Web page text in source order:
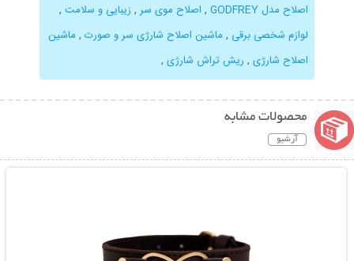
اصلاح مدل GODFREY
, اصلاح موی سر , زیبایی و سلامت ,
لوازم شخصی برقی , ماشین اصلاح شارژی سر و صورت , ماشین
اصلاح شارژی , ریش تراش شارژی ,
محصولات مشابه
آرشیو